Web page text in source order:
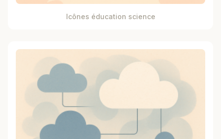
Icônes éducation science